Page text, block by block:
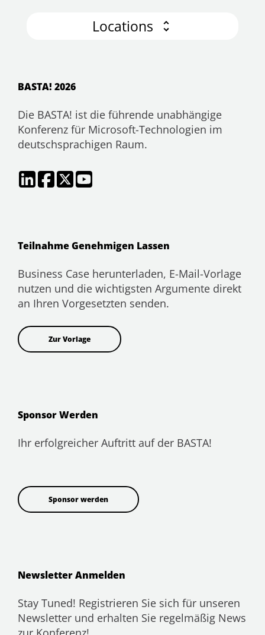
Locations
BASTA! 2026
Die BASTA! ist die führende unabhängige
Konferenz für Microsoft-Technologien im
deutschsprachigen Raum.
Teilnahme Genehmigen Lassen
Business Case herunterladen, E-Mail-Vorlage
nutzen und die wichtigsten Argumente direkt
an Ihren Vorgesetzten senden.
Zur Vorlage
Sponsor Werden
Ihr erfolgreicher Auftritt auf der BASTA!
Sponsor werden
Newsletter Anmelden
Stay Tuned! Registrieren Sie sich für unseren
Newsletter und erhalten Sie regelmäßig News